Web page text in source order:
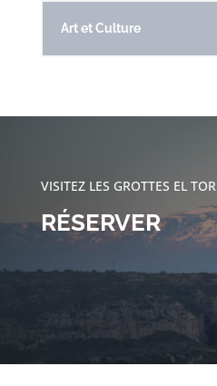
Art et Culture
VISITEZ LES GROTTES EL
RÉSERVER